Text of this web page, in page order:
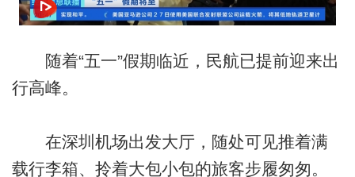
随着“五一”假期临近，民航已提前迎来出
行高峰。
在深圳机场出发大厅，随处可见推着满
载行李箱、拎着大包小包的旅客步履匆匆。